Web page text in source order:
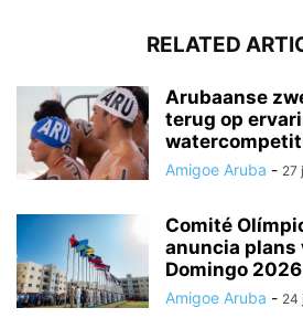
RELATED
Arubaanse
terug op
Amigoe Aruba - 27
Comité
anuncia plans
Domingo 2026
Amigoe Aruba - 24